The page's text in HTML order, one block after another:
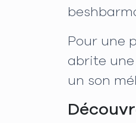
Pour une
abrite
un son